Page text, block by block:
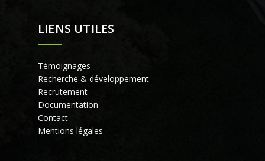
LIENS UTILES
Témoignages
Recherche & développement
Recrutement
Documentation
Contact
Mentions légales